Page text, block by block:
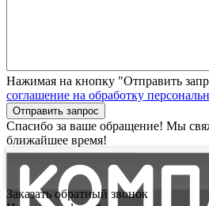
Нажимая на кнопку "Отправить
соглашение на обработку
Отправить запрос
Спасибо за ваше обращение! Мы
ближайшее время!
Заказать обратный звонок